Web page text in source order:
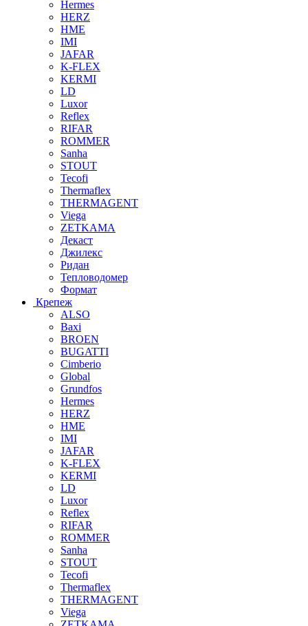
Hermes
HERZ
HME
IMI
JAFAR
K-FLEX
KERMI
LD
Luxor
Reflex
RIFAR
ROMMER
Sanha
STOUT
Tecofi
Thermaflex
THERMAGENT
Viega
ZETKAMA
Декаст
Джилекс
Ридан
Тепловодомер
Формат
Крепеж
ALSO
Baxi
BROEN
BUGATTI
Cimberio
Global
Grundfos
Hermes
HERZ
HME
IMI
JAFAR
K-FLEX
KERMI
LD
Luxor
Reflex
RIFAR
ROMMER
Sanha
STOUT
Tecofi
Thermaflex
THERMAGENT
Viega